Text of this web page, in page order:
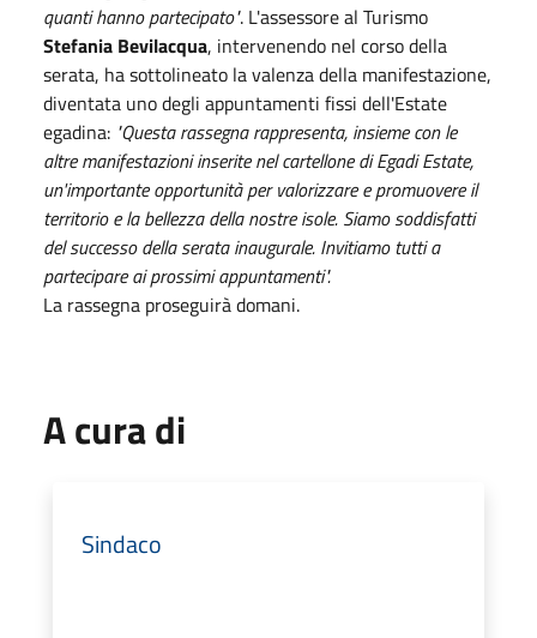
quanti hanno partecipato". L'assessore al Turismo
Stefania Bevilacqua, intervenendo nel corso della
serata, ha sottolineato la valenza della manifestazione,
diventata uno degli appuntamenti fissi dell'Estate
egadina: "Questa rassegna rappresenta, insieme con le
altre manifestazioni inserite nel cartellone di Egadi Estate,
un'importante opportunità per valorizzare e promuovere il
territorio e la bellezza della nostre isole. Siamo soddisfatti
del successo della serata inaugurale. Invitiamo tutti a
partecipare ai prossimi appuntamenti".
La rassegna proseguirà domani.
A cura di
Sindaco